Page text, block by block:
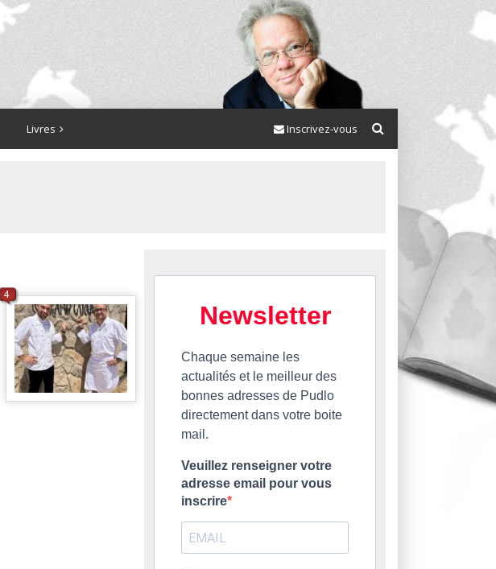
Livres Inscrivez-vous
4
Newsletter
Chaque semaine les
actualités et le meilleur des
bonnes adresses de Pudlo
directement dans votre boite
mail.
Veuillez renseigner votre
adresse email pour vous
inscrire